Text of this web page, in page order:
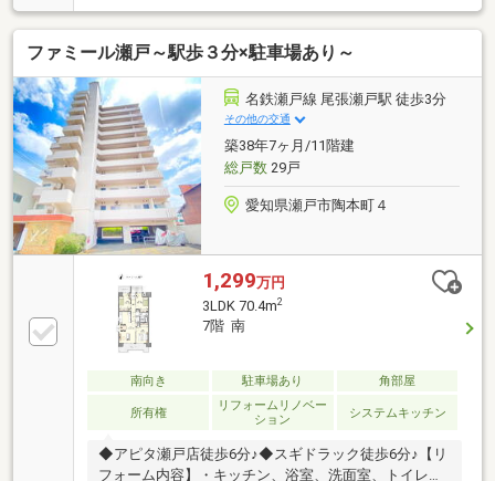
台継承！使用料無料！◆名鉄瀬戸線「瀬戸市役所前」
駅 徒歩７分！◇2026年3月大規模修繕工事実施済！
【主なリノベーション内容】・システムキッチン交換
（浄水器、食洗器付）・ユニットバス交換（浴室暖房
乾燥機、追焚き機能付） ・トイレ交換（温水洗浄便
座付）・洗面化粧台交換（シャワーノズル付） ・建
具交換・クロス、フローリング貼替 ・クッションフ
ロア貼替・シューズボックス交換 ・給湯器交換 ・
分電盤交換・ハウスクリーニング 他
ファミール瀬戸～駅歩３分×駐車場あり～
名鉄瀬戸線 尾張瀬戸駅 徒歩3分
その他の交通
築38年7ヶ月/11階建
総戸数29戸
愛知県瀬戸市陶本町４
1,299万円
3LDK 70.4m2
7階 南
南向き 駐車場あり 角部屋
所有権
リフォームリノベー
ション
システムキッチン
◆アピタ瀬戸店徒歩6分♪◆スギドラック徒歩6分♪【リ
フォーム内容】・キッチン、浴室、洗面室、トイレ・